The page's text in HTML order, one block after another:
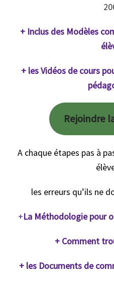
+ Inclus des Modèles
+ les Vidéos de cours
Rejoindre
A chaque étapes pas à
les erreurs qu’ils ne
+La Méthodologie pour
+ Comment
+ les Documents de